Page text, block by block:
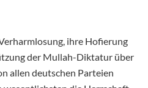
ihre Hofierung
der Mullah-Diktatur über
allen deutschen Parteien